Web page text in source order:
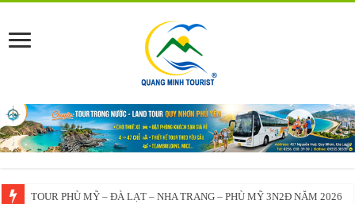
TOUR PHÙ MỸ – ĐÀ LẠT – NHA TRANG – PHÙ MỸ 3N2Đ NĂM 2026
VĨNH THẠNH – ĐÀ LẠT – NHA TRANG – VĨNH THẠNH 3N2Đ – 2025